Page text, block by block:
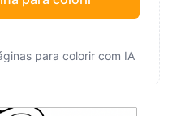
para colorir com IA